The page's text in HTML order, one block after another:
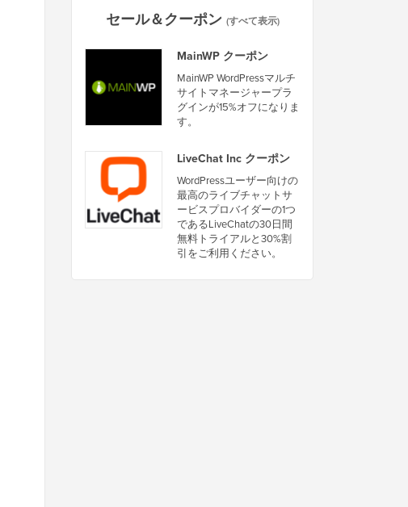
セール＆クーポン (すべて表示)
MainWP クーポン
MainWP WordPressマルチ
サイトマネージャープラ
グインが15%オフになりま
す。
LiveChat Inc クーポン
WordPressユーザー向けの
最高のライブチャットサ
ービスプロバイダーの1つ
であるLiveChatの30日間
無料トライアルと30%割
引をご利用ください。